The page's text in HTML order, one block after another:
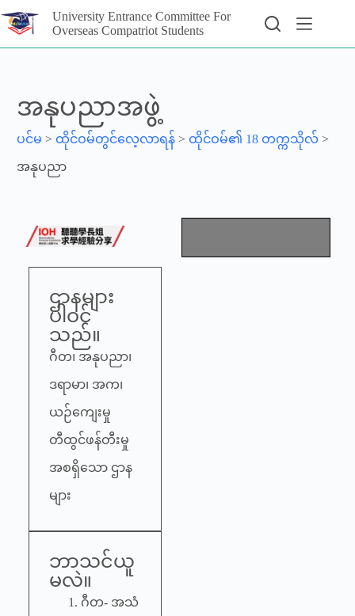
University Entrance Committee For
Overseas Compatriot Students
အနုပညာအဖွဲ့
ပင်မ > ထိုင်ဝမ်တွင်လေ့လာရန် > ထိုင်ဝမ်၏ 18 တက္ကသိုလ် >
အနုပညာ
ဌာနများ
ပါဝင်
သည်။
ဂီတ၊ အနုပညာ၊
ဒရာမာ၊ အက၊
ယဉ်ကျေးမှု
တီထွင်ဖန်တီးမှု
အစရှိသော ဌာန
များ
ဘာသင်ယူ
မလဲ။
ဂီတ- အသံ